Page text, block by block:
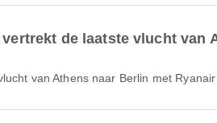
vertrekt de laatste vlucht van
vlucht van Athens naar Berlin met